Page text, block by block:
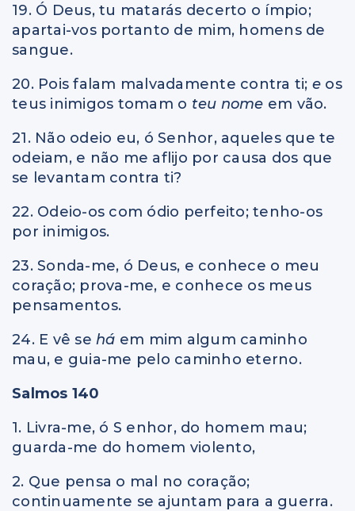
19. Ó Deus, tu matarás decerto o ímpio;
apartai-vos portanto de mim, homens de
sangue.
20. Pois falam malvadamente contra ti; e os
teus inimigos tomam o teu nome em vão.
21. Não odeio eu, ó Senhor, aqueles que te
odeiam, e não me aflijo por causa dos que
se levantam contra ti?
22. Odeio-os com ódio perfeito; tenho-os
por inimigos.
23. Sonda-me, ó Deus, e conhece o meu
coração; prova-me, e conhece os meus
pensamentos.
24. E vê se há em mim algum caminho
mau, e guia-me pelo caminho eterno.
Salmos 140
1. Livra-me, ó S enhor, do homem mau;
guarda-me do homem violento,
2. Que pensa o mal no coração;
continuamente se ajuntam para a guerra.